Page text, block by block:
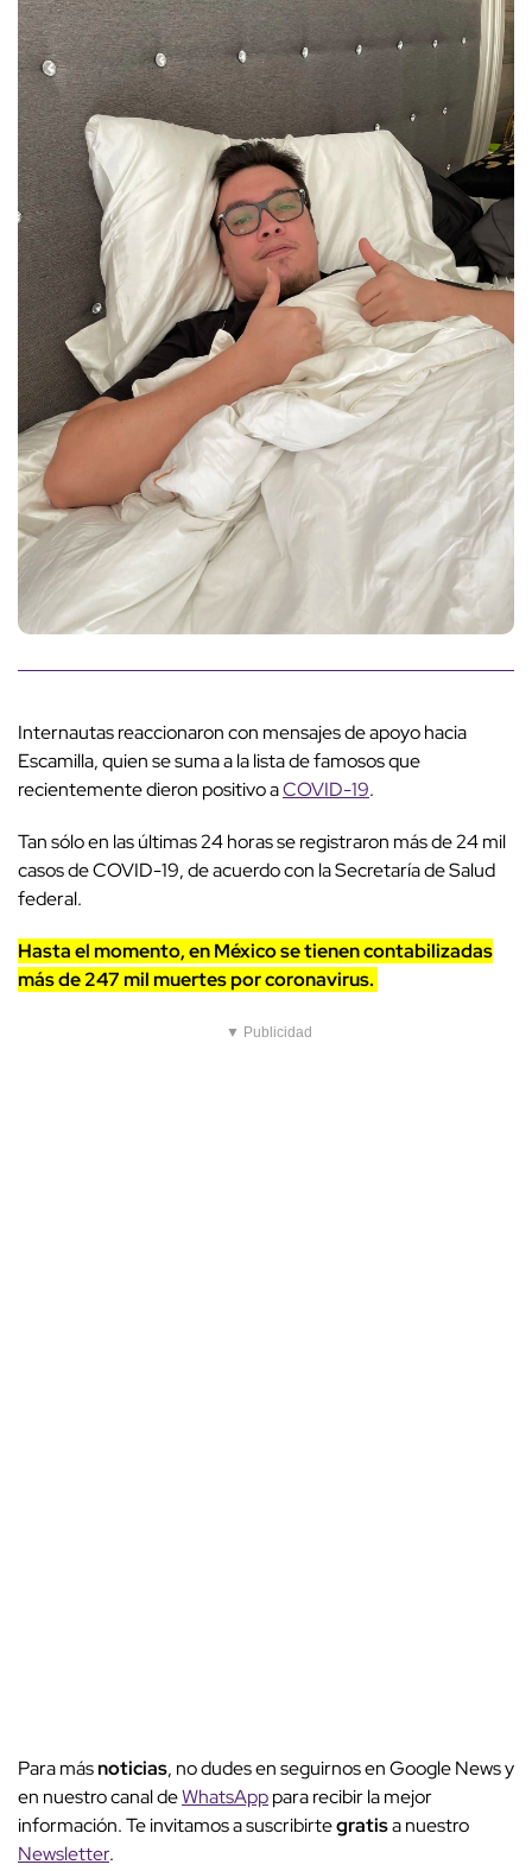
Internautas reaccionaron con mensajes de apoyo hacia
Escamilla, quien se suma a la lista de famosos que
recientemente dieron positivo aCOVID-19.
Tan sólo en las últimas 24 horas se registraron más de 24 mil
casos de COVID-19, de acuerdo con la Secretaría de Salud
federal.
Hasta el momento, en México se tienen contabilizadas
más de 247 mil muertes por coronavirus.
▼ Publicidad
Para másnoticias, no dudes en seguirnos en Google News y
en nuestro canal deWhatsApppara recibir la mejor
información. Te invitamos a suscribirtegratisa nuestro
Newsletter.